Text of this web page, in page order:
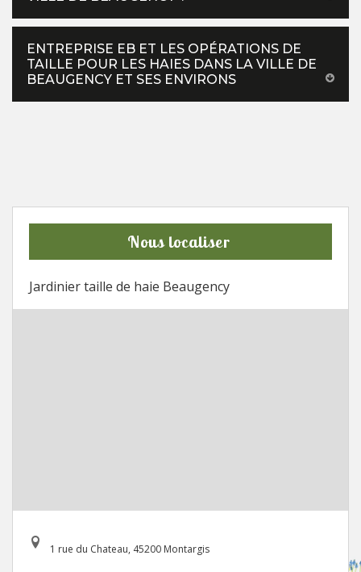
ENTREPRISE EB ET LES OPÉRATIONS DE
TAILLE POUR LES HAIES DANS LA VILLE DE
BEAUGENCY ET SES ENVIRONS
Nous localiser
Jardinier taille de haie Beaugency
1 rue du Chateau, 45200 Montargis